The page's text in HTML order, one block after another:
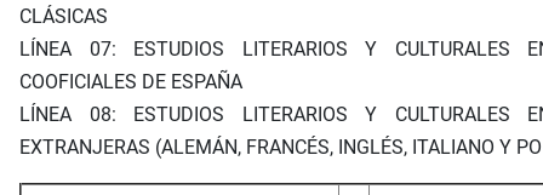
CLÁSICAS
LÍNEA 07: ESTUDIOS LITERARIOS Y CULTURALES
COOFICIALES DE ESPAÑA
LÍNEA 08: ESTUDIOS LITERARIOS Y CULTURALES
EXTRANJERAS (ALEMÁN, FRANCÉS, INGLÉS, ITALIANO Y